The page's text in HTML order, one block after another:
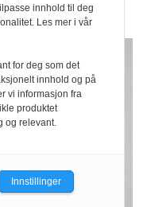
innhold til deg
Les mer i vår
for deg som det
innhold og på
vi informasjon fra
produktet
og relevant.
Innstillinger